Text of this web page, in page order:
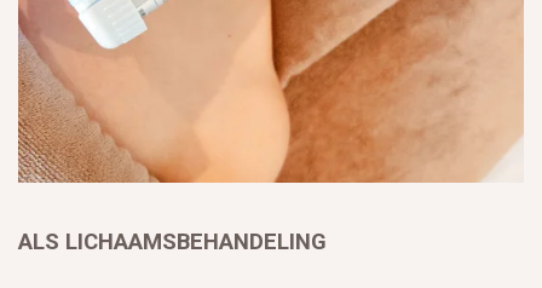
ALS LICHAAMSBEHANDELING